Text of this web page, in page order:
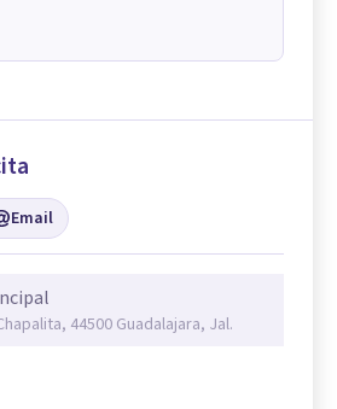
Email
44500 Guadalajara, Jal.